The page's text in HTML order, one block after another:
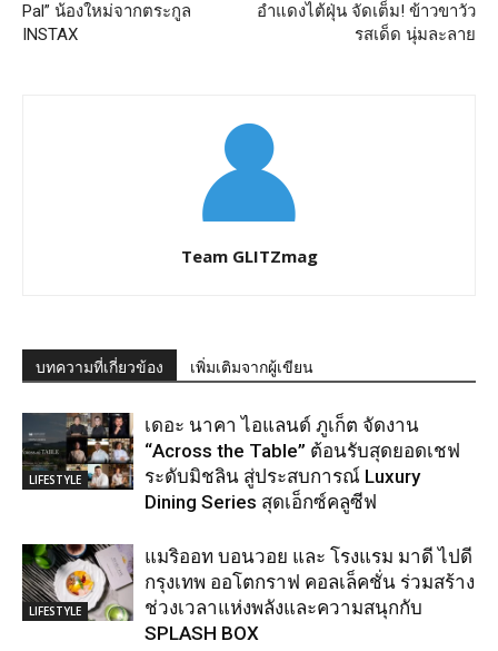
Pal” น้องใหม่จากตระกูล
INSTAX
อำแดงไต้ฝุ่น จัดเต็ม! ข้าวขาวัว
รสเด็ด นุ่มละลาย
Team GLITZmag
บทความที่เกี่ยวข้อง เพิ่มเติมจากผู้เขียน
LIFESTYLE
เดอะ นาคา ไอแลนด์ ภูเก็ต จัดงาน
“Across the Table” ต้อนรับสุดยอดเชฟ
ระดับมิชลิน สู่ประสบการณ์ Luxury
Dining Series สุดเอ็กซ์คลูซีฟ
LIFESTYLE
แมริออท บอนวอย และ โรงแรม มาดี ไปดี
กรุงเทพ ออโตกราฟ คอลเล็คชั่น ร่วมสร้าง
ช่วงเวลาแห่งพลังและความสนุกกับ
SPLASH BOX